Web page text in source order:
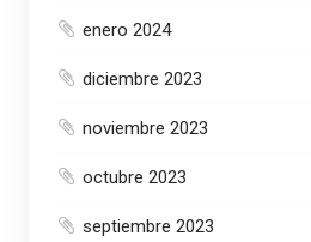
enero 2024
diciembre 2023
noviembre 2023
octubre 2023
septiembre 2023